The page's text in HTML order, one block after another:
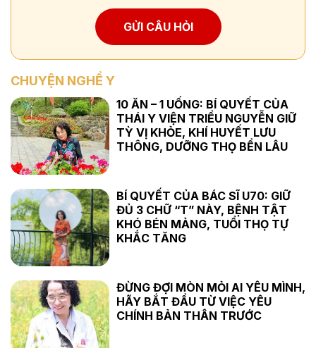
GỬI CÂU HỎI
CHUYỆN NGHỀ Y
10 ĂN – 1 UỐNG: BÍ QUYẾT CỦA
THÁI Y VIỆN TRIỀU NGUYỄN GIỮ
TỲ VỊ KHỎE, KHÍ HUYẾT LƯU
THÔNG, DƯỠNG THỌ BỀN LÂU
BÍ QUYẾT CỦA BÁC SĨ U70: GIỮ
ĐỦ 3 CHỮ “T” NÀY, BỆNH TẬT
KHÓ BÉN MẢNG, TUỔI THỌ TỰ
KHẮC TĂNG
ĐỪNG ĐỢI MÒN MỎI AI YÊU MÌNH,
HÃY BẮT ĐẦU TỪ VIỆC YÊU
CHÍNH BẢN THÂN TRƯỚC